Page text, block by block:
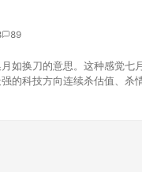
89
如换刀的意思。这种感觉七
的科技方向连续杀估值、杀